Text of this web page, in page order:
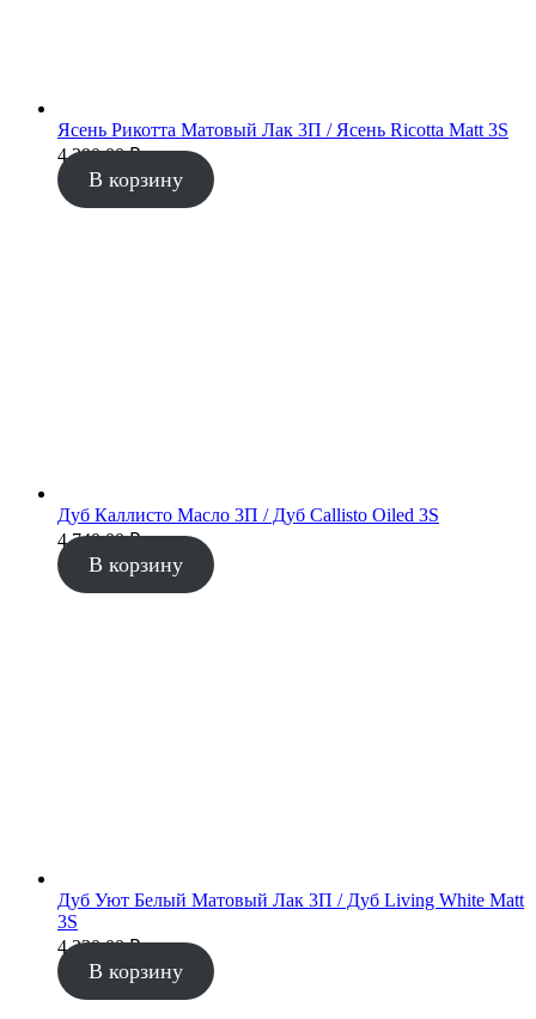
Ясень Рикотта Матовый Лак 3П / Ясень Ricotta Matt 3S
4 290.00₽
В корзину
Дуб Каллисто Масло 3П / Дуб Callisto Oiled 3S
4 740.00₽
В корзину
Дуб Уют Белый Матовый Лак 3П / Дуб Living White Matt
3S
4 330.00₽
В корзину